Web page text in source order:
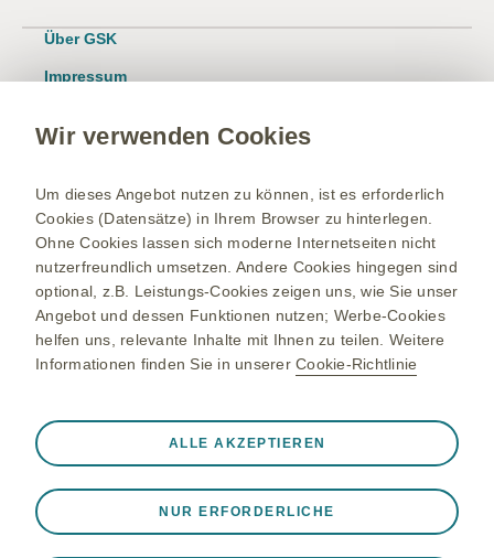
Über GSK
Impressum
Kontakt/Nebenwirkung melden
Newsletter
Bestellservice
Therapiegebiete
Meningokokken-Erkrankungen
Wir verwenden Cookies
Um dieses Angebot nutzen zu können, ist es erforderlich
Cookies (Datensätze) in Ihrem Browser zu hinterlegen.
Ohne Cookies lassen sich moderne Internetseiten nicht
nutzerfreundlich umsetzen. Andere Cookies hingegen sind
optional, z.B. Leistungs-Cookies zeigen uns, wie Sie unser
Angebot und dessen Funktionen nutzen; Werbe-Cookies
helfen uns, relevante Inhalte mit Ihnen zu teilen. Weitere
Informationen finden Sie in unserer Cookie-Richtlinie
Nur unbedingt erforderliche Cookies
❮
funktioniert, z. B. um Sitzungsdaten während eines
Website-Besuchs zu speichern, Cookie- und Tag-
NUR ERFORDERLICHE
ALLE AKZEPTIEREN